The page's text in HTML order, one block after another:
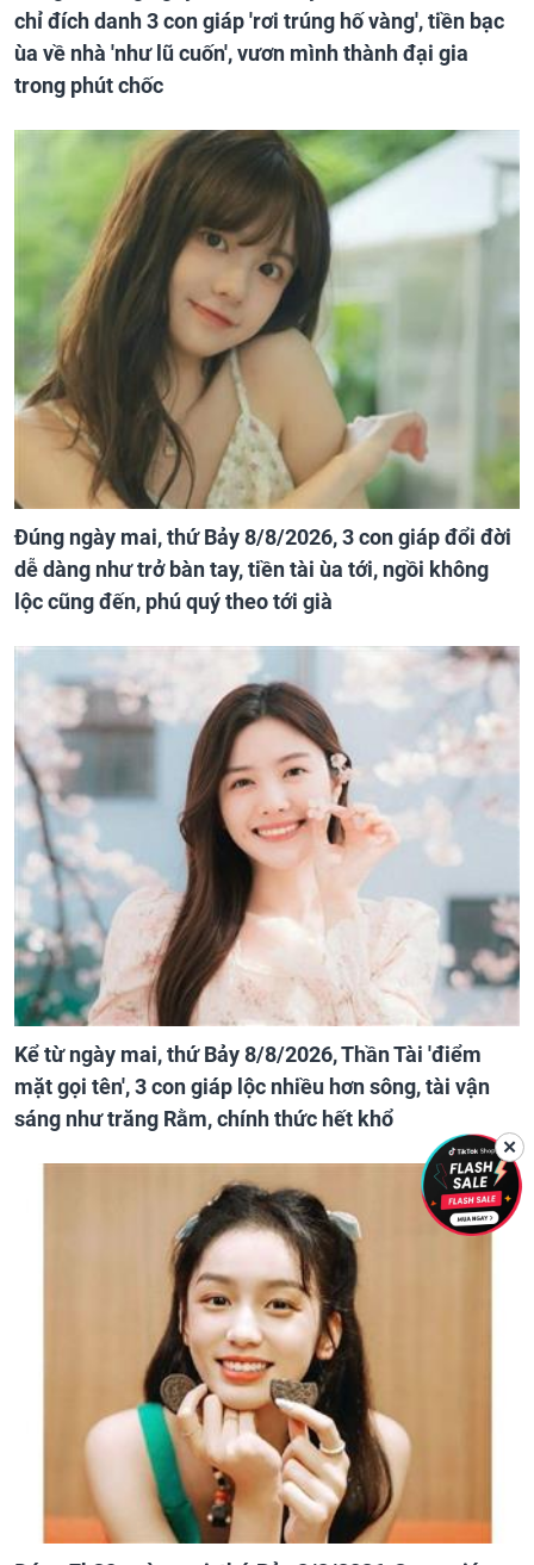
chỉ đích danh 3 con giáp 'rơi trúng hố vàng', tiền bạc
ùa về nhà 'như lũ cuốn', vươn mình thành đại gia
trong phút chốc
Đúng ngày mai, thứ Bảy 8/8/2026, 3 con giáp đổi đời
dễ dàng như trở bàn tay, tiền tài ùa tới, ngồi không
lộc cũng đến, phú quý theo tới già
Kể từ ngày mai, thứ Bảy 8/8/2026, Thần Tài 'điểm
mặt gọi tên', 3 con giáp lộc nhiều hơn sông, tài vận
sáng như trăng Rằm, chính thức hết khổ
✕